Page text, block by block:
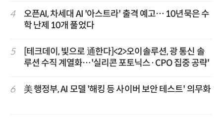
4
오픈AI, 차세대 AI '아스트라' 출격 예고… 10년묵은 수
학 난제 10개 풀었다
5
[테크데이, 빛으로 通한다]<2>오이솔루션, 광 통신 솔
루션 수직 계열화…'실리콘 포토닉스·CPO 집중 공략'
6 美 행정부, AI 모델 '해킹 등 사이버 보안 테스트' 의무화